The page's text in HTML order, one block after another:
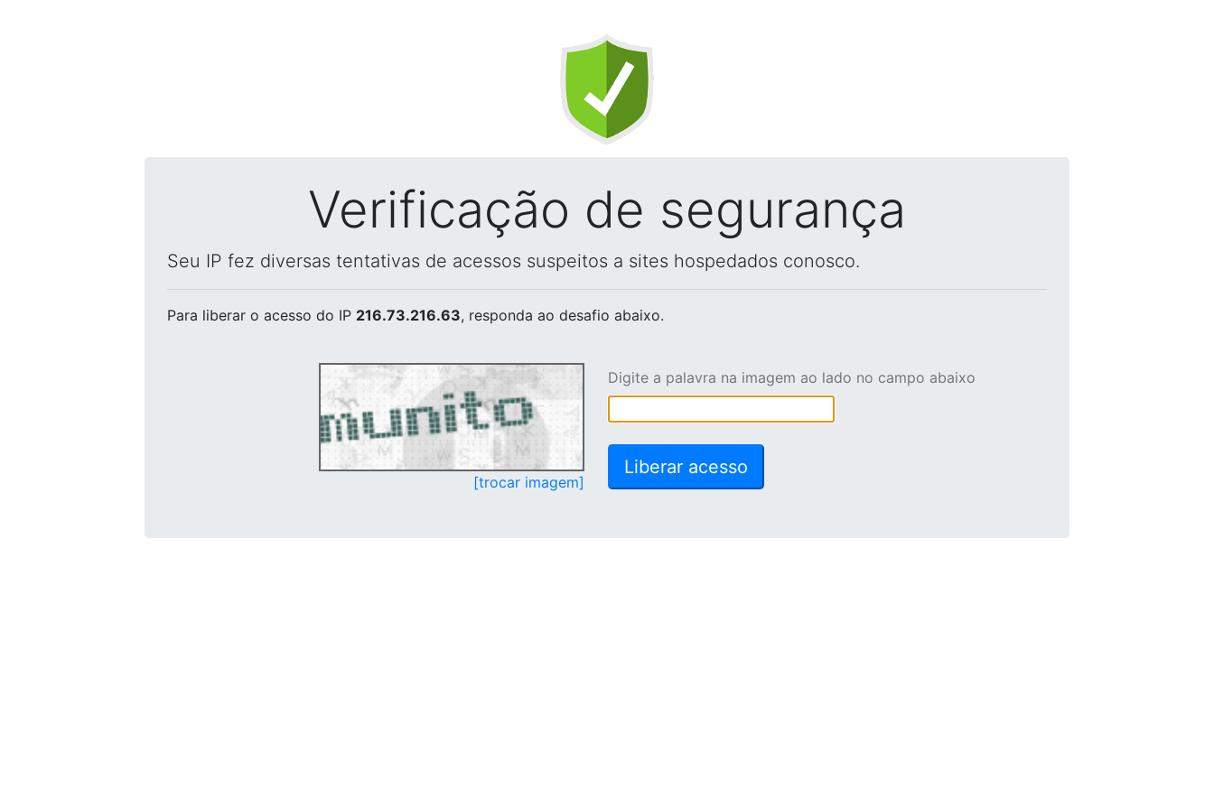
Verificação de segurança
Seu IP fez diversas tentativas de acessos suspeitos a sites hospedados conosco.
Para liberar o acesso do IP 216.73.216.63, responda ao desafio abaixo.
[trocar imagem]
Digite a palavra na imagem ao lado no campo abaixo